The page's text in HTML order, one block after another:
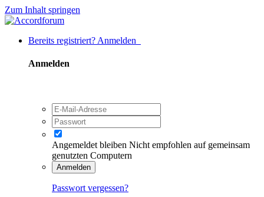
Zum Inhalt springen
Bereits registriert? Anmelden
Anmelden
Angemeldet bleiben Nicht empfohlen auf gemeinsam
genutzten Computern
Anmelden
Passwort vergessen?